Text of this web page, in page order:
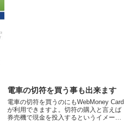
電車の切符を買う事も出来ます
電車の切符を買うのにもWebMoney Card
が利用できますよ。切符の購入と言えば
券売機で現金を投入するというイメージ